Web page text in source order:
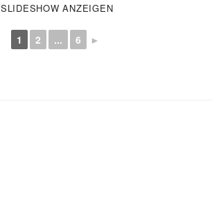
SLIDESHOW ANZEIGEN
1 2 ... 6 ►